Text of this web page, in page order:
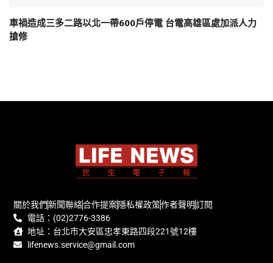
車禍造成三多二路以北一帶600戶停電 台電高雄區處加派人力
搶修
關於我們新聞聯絡合作提案隱私權政策作者聲明訂閱
電話：(02)2776-3386
地址：台北市大安區忠孝東路四段221號12樓
lifenews.service@gmail.com